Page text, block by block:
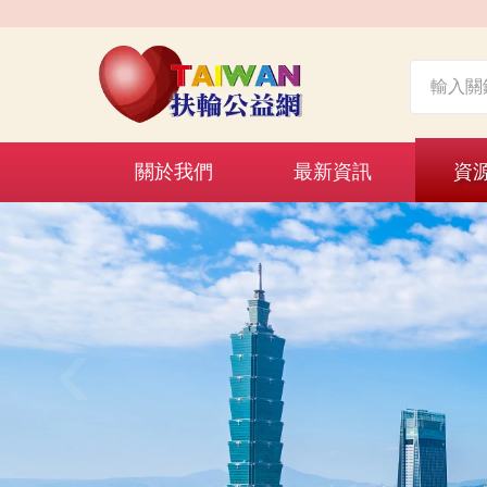
關於我們 最新資訊 資
‹